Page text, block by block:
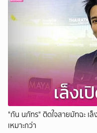
"กัน นภัทร" ติดใจสายมัทฉะ เล็
เหมาะกว่า